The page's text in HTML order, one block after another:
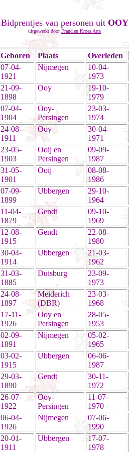
Bidprentjes van personen uit OOY
uitgewerkt doorFrancien Kroes Arts
Geboren Plaats Overleden
07-04-
1921
Nijmegen
10-04-
1973
21-09-
1898
Ooy
19-10-
1979
07-04-
1904
Ooy-
Persingen
23-03-
1974
24-08-
1911
Ooy
30-04-
1971
23-05-
1903
Ooij en
Persingen
09-09-
1987
31-05-
1901
Ooij
08-08-
1986
07-09-
1899
Ubbergen
29-10-
1964
11-04-
1879
Gendt
09-10-
1969
12-08-
1915
Gendt
22-08-
1980
30-04-
1914
Ubbergen
21-03-
1962
31-03-
1885
Duisburg
23-09-
1973
24-08-
1897
Meiderich
(DBR)
23-03-
1968
17-11-
1926
Ooy en
Persingen
28-05-
1953
02-09-
1891
Nijmegen
05-02-
1965
03-02-
1915
Ubbergen
06-06-
1987
29-03-
1890
Gendt
30-11-
1972
26-07-
1922
Ooy-
Persingen
11-07-
1970
06-04-
1926
Nijmegen
07-06-
1990
20-01-
1911
Ubbergen
17-07-
1978